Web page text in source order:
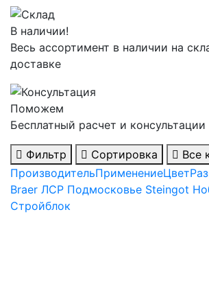
В наличии!
Весь ассортимент в наличии на
доставке
Поможем
Бесплатный расчет и консультации
Фильтр Сортировка
Все
ПроизводительПрименениеЦвет
Braer ЛСР Подмосковье Steingot
Стройблок